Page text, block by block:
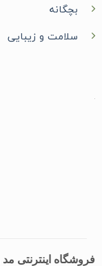
بچگانه
سلامت و زیبایی
فروشگاه اینترنتی